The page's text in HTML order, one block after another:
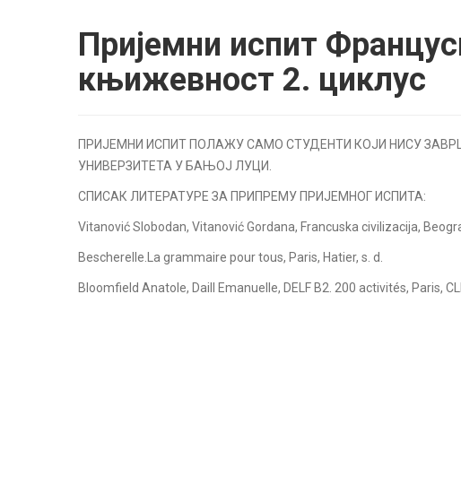
Пријемни испит
књижевност 2. циклус
ПРИЈЕМНИ ИСПИТ ПОЛАЖУ САМО СТУДЕНТИ КОЈИ НИСУ
УНИВЕРЗИТЕТА У БАЊОЈ ЛУЦИ.
СПИСАК ЛИТЕРАТУРЕ ЗА ПРИПРЕМУ ПРИЈЕМНОГ ИСПИТА:
Vitanović Slobodan, Vitanović Gordana, Francuska civilizacija,
Bescherelle.La grammaire pour tous, Paris, Hatier, s. d.
Bloomfield Anatole, Daill Emanuelle, DELF B2. 200 activités, Paris,